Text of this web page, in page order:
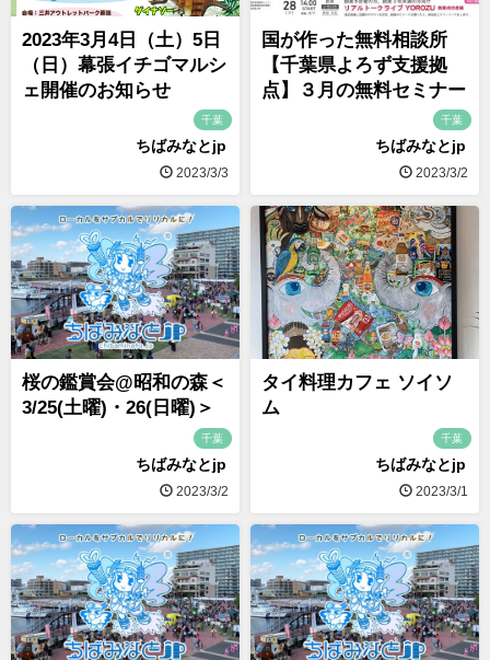
2023年3月4日（土）5日
（日）幕張イチゴマルシ
ェ開催のお知らせ
千葉
ちばみなとjp
2023/3/3
国が作った無料相談所
【千葉県よろず支援拠
点】３月の無料セミナー
千葉
ちばみなとjp
2023/3/2
桜の鑑賞会@昭和の森＜
3/25(土曜)・26(日曜)＞
千葉
ちばみなとjp
2023/3/2
タイ料理カフェ ソイソ
ム
千葉
ちばみなとjp
2023/3/1